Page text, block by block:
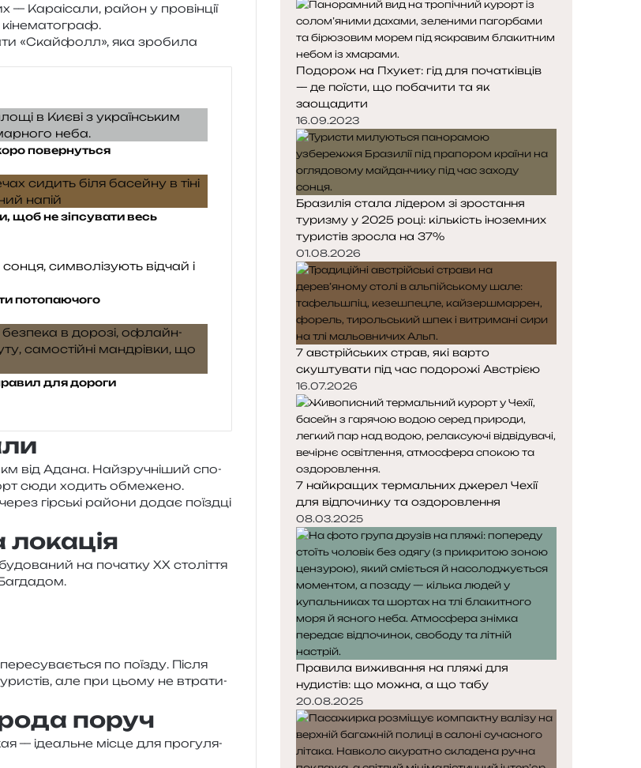
Караісали, район у про­він­ції
кінематограф.
«Скайфолл», яка зро­би­ла
повернуться
щоб не зіпсувати весь
потопаючого
для дороги
від Адана. Найзручніший спо­
сюди ходить обме­же­но.
гір­ські райо­ни додає поїзд­ці
на поча­тку XX сто­лі­т­тя
по поїзду. Після
але при цьому не втра­ти­
поруч
— іде­аль­не місце для про­гу­ля­
Подорож на Пхукет: гід для початківців
— де поїсти, що побачити та як
заощадити
16.09.2023
Бразилія стала лідером зі зростання
туризму у 2025 році: кількість іноземних
туристів зросла на 37%
01.08.2026
7 австрійських страв, які варто
скуштувати під час подорожі Австрією
16.07.2026
7 найкращих термальних джерел Чехії
для відпочинку та оздоровлення
08.03.2025
Правила виживання на пляжі для
нудистів: що можна, а що табу
20.08.2025